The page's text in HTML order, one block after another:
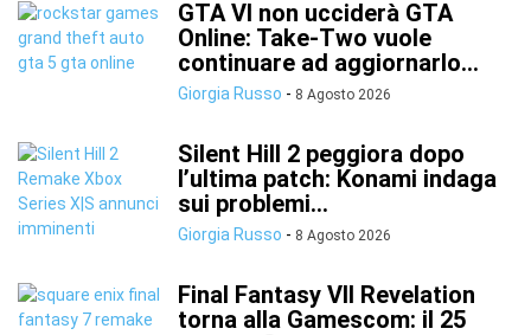
GTA VI non ucciderà GTA
Online: Take-Two vuole
continuare ad aggiornarlo...
Giorgia Russo - 8 Agosto 2026
Silent Hill 2 peggiora dopo
l’ultima patch: Konami indaga
sui problemi...
Giorgia Russo - 8 Agosto 2026
Final Fantasy VII Revelation
torna alla Gamescom: il 25